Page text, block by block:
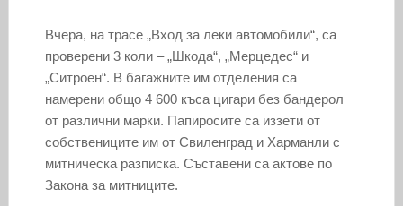
Вчера, на трасе „Вход за леки автомобили“, са
проверени 3 коли – „Шкода“, „Мерцедес“ и
„Ситроен“. В багажните им отделения са
намерени общо 4 600 къса цигари без бандерол
от различни марки. Папиросите са иззети от
собствениците им от Свиленград и Харманли с
митническа разписка. Съставени са актове по
Закона за митниците.